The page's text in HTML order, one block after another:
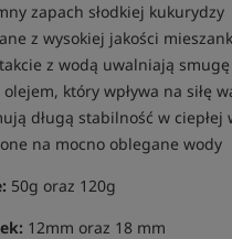
zapach słodkiej kukurydzy
z wysokiej jakości
z wodą uwalniają
który wpływa na siłę
długą stabilność w ciepłej
na mocno oblegane wody
50g oraz 120g
12mm oraz 18 mm